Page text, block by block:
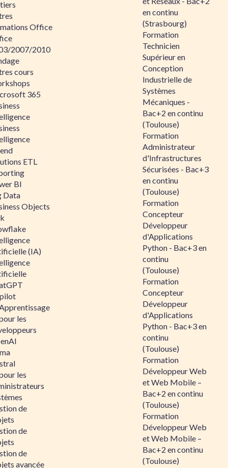
Office
2007/2010
cours
365
ETL
BI
Data
Objects
(IA)
les
les
de
de
de
avancée
en continu
(Strasbourg)
Formation
Technicien
Supérieur en
Conception
Industrielle de
Systèmes
Mécaniques -
Bac+2 en continu
(Toulouse)
Formation
Administrateur
d'Infrastructures
Sécurisées - Bac+3
en continu
(Toulouse)
Formation
Concepteur
Développeur
d'Applications
Python - Bac+3 en
continu
(Toulouse)
Formation
Concepteur
Développeur
d'Applications
Python - Bac+3 en
continu
(Toulouse)
Formation
Développeur Web
et Web Mobile –
Bac+2 en continu
(Toulouse)
Formation
Développeur Web
et Web Mobile –
Bac+2 en continu
(Toulouse)